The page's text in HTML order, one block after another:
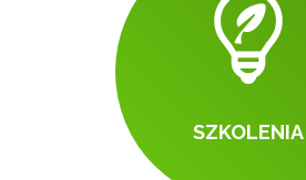
SZKOLENIA